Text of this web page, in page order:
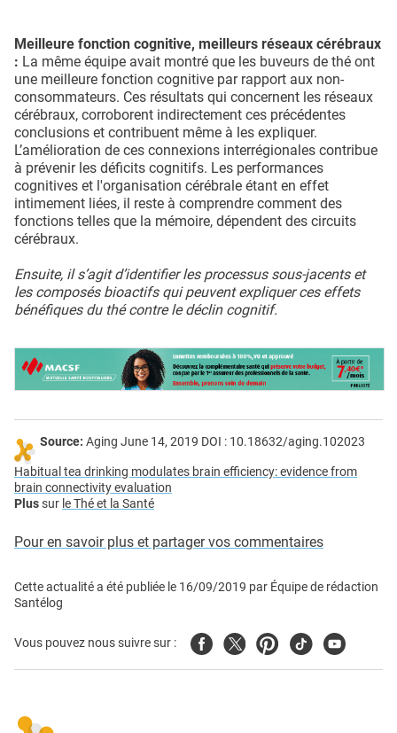
Meilleure fonction cognitive, meilleurs réseaux cérébraux
: La même équipe avait montré que les buveurs de thé ont
une meilleure fonction cognitive par rapport aux non-
consommateurs. Ces résultats qui concernent les réseaux
cérébraux, corroborent indirectement ces précédentes
conclusions et contribuent même à les expliquer.
L’amélioration de ces connexions interrégionales contribue
à prévenir les déficits cognitifs. Les performances
cognitives et l'organisation cérébrale étant en effet
intimement liées, il reste à comprendre comment des
fonctions telles que la mémoire, dépendent des circuits
cérébraux.
Ensuite, il s’agit d’identifier les processus sous-jacents et
les composés bioactifs qui peuvent expliquer ces effets
bénéfiques du thé contre le déclin cognitif.
Source: Aging June 14, 2019 DOI : 10.18632/aging.102023
Habitual tea drinking modulates brain efficiency: evidence from
brain connectivity evaluation
Plussur le Thé et la Santé
Pour en savoir plus et partager vos commentaires
Cette actualité a été publiée le 16/09/2019 par Équipe de rédaction
Santélog
Vous pouvez nous suivre sur : FacebookTwitterPinterest
TiktokYoutube